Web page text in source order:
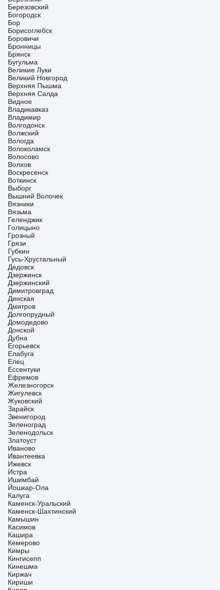
Березовский
Богородск
Бор
Борисоглебск
Боровичи
Бронницы
Брянск
Бугульма
Великие Луки
Великий Новгород
Верхняя Пышма
Верхняя Салда
Видное
Владикавказ
Владимир
Волгодонск
Волжский
Вологда
Волоколамск
Волосово
Волхов
Воскресенск
Воткинск
Выборг
Вышний Волочек
Вязники
Вязьма
Геленджик
Голицыно
Грозный
Грязи
Губкин
Гусь-Хрустальный
Дедовск
Дзержинск
Дзержинский
Димитровград
Динская
Дмитров
Долгопрудный
Домодедово
Донской
Дубна
Егорьевск
Елабуга
Елец
Ессентуки
Ефремов
Железногорск
Жигулевск
Жуковский
Зарайск
Звенигород
Зеленоград
Зеленодольск
Златоуст
Иваново
Ивантеевка
Ижевск
Истра
Ишимбай
Йошкар-Ола
Калуга
Каменск-Уральский
Каменск-Шахтинский
Камышин
Касимов
Кашира
Кемерово
Кимры
Кингисепп
Кинешма
Киржач
Кириши